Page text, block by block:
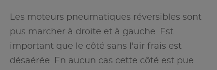
Les moteurs pneumatiques réversibles sont
pus marcher à droite et à gauche. Est
important que le côté sans l'air frais est
désaérée. En aucun cas cette côté est pue